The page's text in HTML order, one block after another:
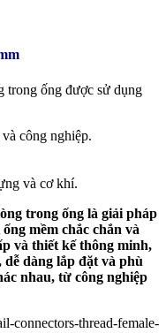
trong ống được sử dụng
công nghiệp.
và cơ khí.
trong ống là giải pháp
mềm chắc chắn và
và thiết kế thông minh,
dễ dàng lắp đặt và phù
nhau, từ công nghiệp